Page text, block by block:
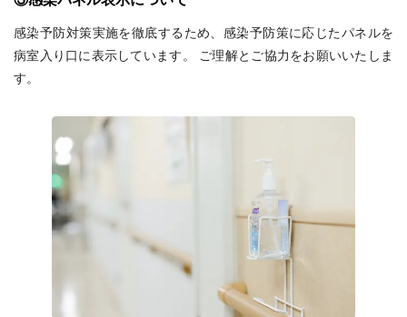
感染予防対策実施を徹底するため、感染予防策に応じたパネルを
病室入り口に表示しています。 ご理解とご協力をお願いいたしま
す。